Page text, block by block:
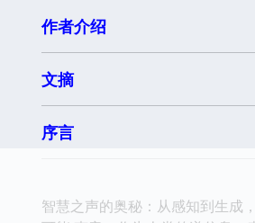
作者介绍
文摘
序言
智慧之声的奥秘：从感知到生成